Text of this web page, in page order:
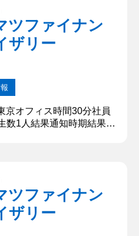
社を継ぐものがいなくな
、これまで父が奮闘し...
ツファイナン
ザリー
京オフィス時間30分社員
数1人結果通知時期結果通
したか？ 【深堀質問回
レンジして、自分を変え
ツファイナン
ザリー